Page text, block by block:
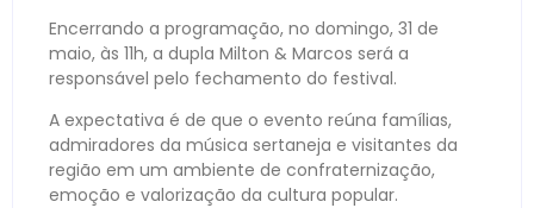
Encerrando a programação, no domingo, 31 de
maio, às 11h, a dupla Milton & Marcos será a
responsável pelo fechamento do festival.
A expectativa é de que o evento reúna famílias,
admiradores da música sertaneja e visitantes da
região em um ambiente de confraternização,
emoção e valorização da cultura popular.